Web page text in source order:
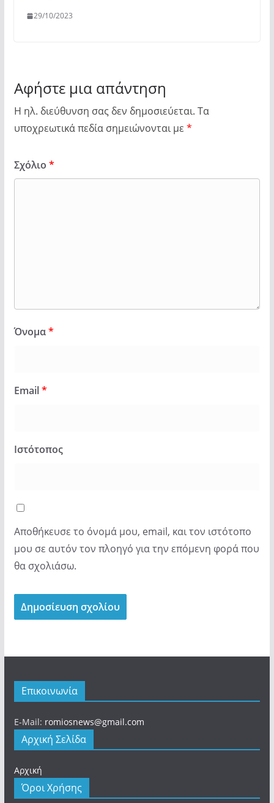
29/10/2023
Αφήστε μια απάντηση
Η ηλ. διεύθυνση σας δεν δημοσιεύεται. Τα
υποχρεωτικά πεδία σημειώνονται με *
Σχόλιο *
Όνομα*
Email*
Ιστότοπος
Αποθήκευσε το όνομά μου, email, και τον ιστότοπο
μου σε αυτόν τον πλοηγό για την επόμενη φορά που
θα σχολιάσω.
Επικοινωνία
E-Mail: romiosnews@gmail.com
Αρχική Σελίδα
Αρχική
Όροι Χρήσης